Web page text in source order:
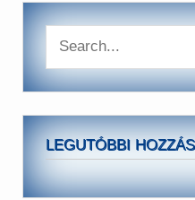
LEGUTÓBBI